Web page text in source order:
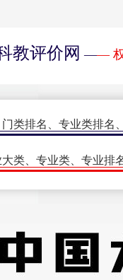
教评价网 ——
门类排名 专业类排名
类 专业类 专业排
一流学科 、指标排名
评价动态 、